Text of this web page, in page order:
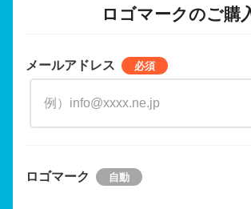
ロゴマークのご購
メールアドレス
ロゴマーク